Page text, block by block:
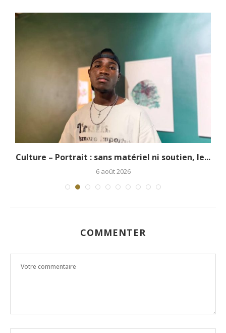
Culture – Portrait : sans matériel ni soutien, le...
6 août 2026
COMMENTER